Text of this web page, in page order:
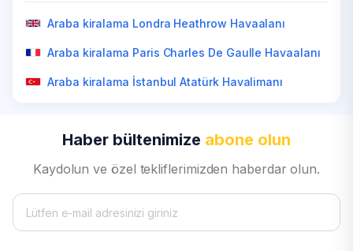
Araba kiralama Perth Havaalanı
Araba kiralama Hobart Havaalanı
Araba kiralama Brisbane Havaalanı
Araba kiralama Mexicali Havaalanı
Araba kiralama San Juan Havaalanı
Araba kiralama Sao Paulo Havaalanı Guarulhos
Araba kiralama Zanzibar Havaalanı
Araba kiralama Rabat Havaalanı
Araba kiralama Windhoek Uluslararası Havaalanı
Araba kiralama Kuala Lumpur Havaalanı
Araba kiralama Abu Dabi Havaalanı
Araba kiralama Phuket Uluslararası Havaalanı
Araba kiralama Los Angeles Havaalanı
Araba kiralama Orlando Havaalanı
Araba kiralama Las Vegas Havaalanı
Araba kiralama Londra Heathrow Havaalanı
Araba kiralama Paris Charles De Gaulle Havaalanı
Araba kiralama İstanbul Atatürk Havalimanı
Haber bültenimize abone olun
Kaydolun ve özel tekliflerimizden haberdar olun.